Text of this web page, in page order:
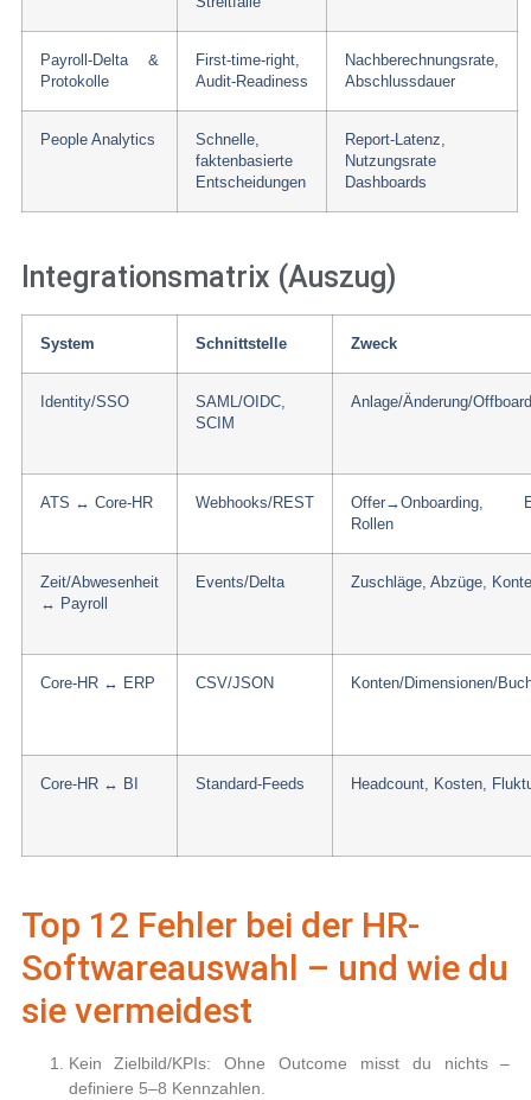
Payroll-Delta &
Protokolle
First-time-right,
Audit-Readiness
Nachberechnungsrate,
Abschlussdauer
People Analytics
Schnelle,
faktenbasierte
Entscheidungen
Report-Latenz,
Nutzungsrate
Dashboards
Integrationsmatrix (Auszug)
System Schnittstelle Zweck
Identity/SSO
SAML/OIDC,
SCIM
Anlage/Änderung/
ATS ↔ Core-HR Webhooks/REST
Offer→Onboarding,
Rollen
Zeit/Abwesenheit
↔ Payroll
Events/Delta Zuschläge, Abzüge,
Core-HR ↔ ERP CSV/JSON Konten/Dimensionen/
Core-HR ↔ BI Standard-Feeds Headcount, Kosten,
Top 12 Fehler bei der HR-
Softwareauswahl – und wie du
sie vermeidest
Kein Zielbild/KPIs: Ohne Outcome misst du nichts –
definiere 5–8 Kennzahlen.